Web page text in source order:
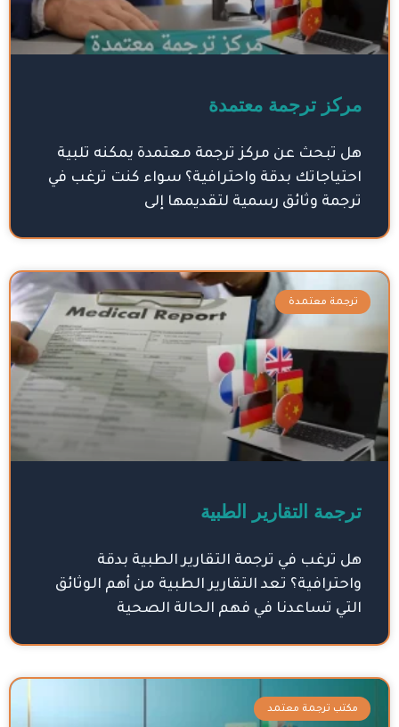
مركز ترجمة معتمدة
هل تبحث عن مركز ترجمة معتمدة يمكنه تلبية
احتياجاتك بدقة واحترافية؟ سواء كنت ترغب في
ترجمة وثائق رسمية لتقديمها إلى
ترجمة معتمدة
ترجمة التقارير الطبية
هل ترغب في ترجمة التقارير الطبية بدقة
واحترافية؟ تعد التقارير الطبية من أهم الوثائق
التي تساعدنا في فهم الحالة الصحية
مكتب ترجمة معتمد